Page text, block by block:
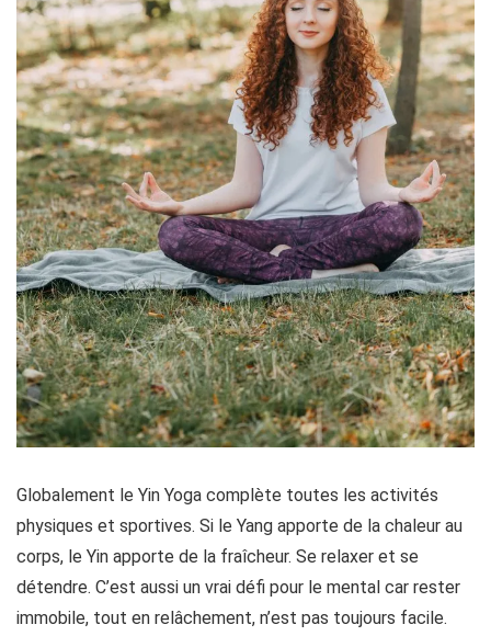
Globalement le Yin Yoga complète toutes les activités
physiques et sportives. Si le Yang apporte de la chaleur au
corps, le Yin apporte de la fraîcheur. Se relaxer et se
détendre. C’est aussi un vrai défi pour le mental car rester
immobile, tout en relâchement, n’est pas toujours facile.